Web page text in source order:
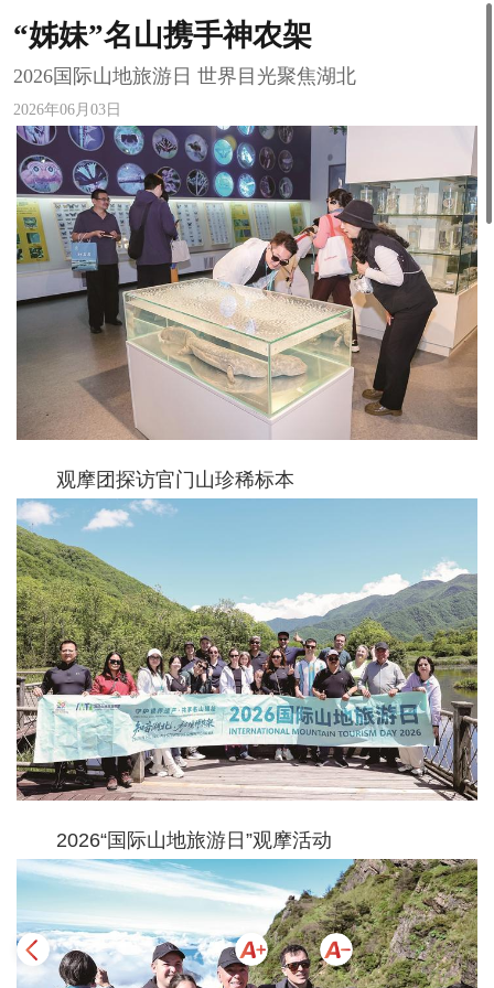
“姊妹”名山携手神农架
2026国际山地旅游日 世界目光聚焦湖北
2026年06月03日
观摩团探访官门山珍稀标本
2026“国际山地旅游日”观摩活动